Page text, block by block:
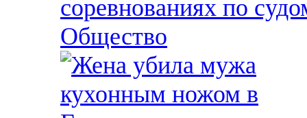
соревнованиях по
Общество